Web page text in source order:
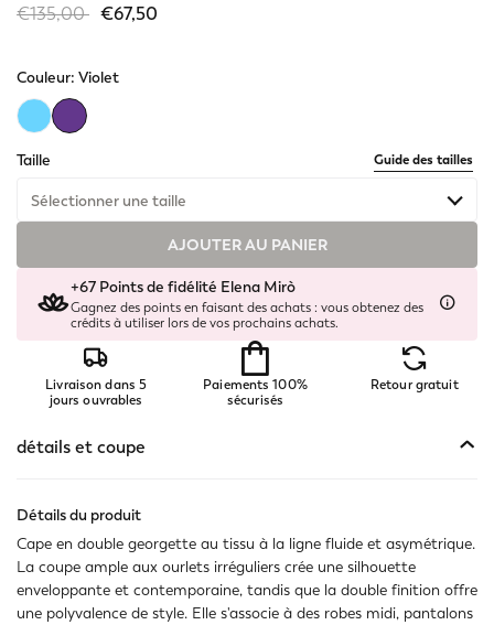
Price reduced from
€135,00to€67,50
Couleur: Violet
Taille
Guide des tailles
Sélectionner une taille
AJOUTER AU PANIER
+67 Points de fidélité Elena Mirò
Gagnez des points en faisant des achats : vous obtenez des
crédits à utiliser lors de vos prochains achats.
Livraison dans 5
jours ouvrables
Paiements 100%
sécurisés
Retour gratuit
détails et coupe
Détails du produit
Cape en double georgette au tissu à la ligne fluide et asymétrique.
La coupe ample aux ourlets irréguliers crée une silhouette
enveloppante et contemporaine, tandis que la double finition offre
une polyvalence de style. Elle s'associe à des robes midi, pantalons